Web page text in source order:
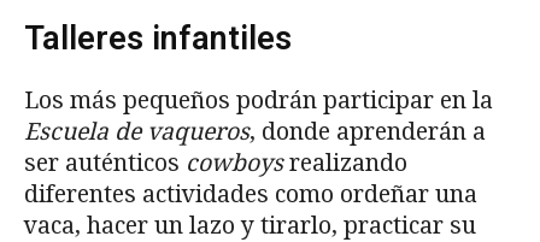
Talleres infantiles
Los más pequeños podrán participar en la
Escuela de vaqueros, donde aprenderán a
ser auténticos cowboysrealizando
diferentes actividades como ordeñar una
vaca, hacer un lazo y tirarlo, practicar su